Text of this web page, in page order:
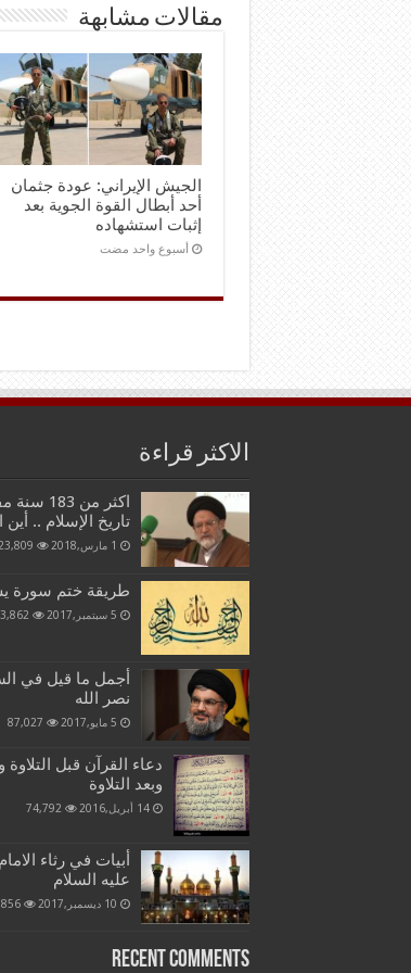
مقالات مشابهة
الجيش الإيراني: عودة جثمان
أحد أبطال القوة الجوية بعد
إثبات استشهاده
‏أسبوع واحد مضت
الاكثر قراءة
اكثر من
تاريخ الإسلام ..
1 مارس,2018
طريقة ختم سورة
5 سبتمبر,2017
أجمل ما قيل في
نصر الله
5 مايو,2017 87,027
دعاء القرآن قبل التلاوة
وبعد التلاوة
14 أبريل,2016 74,792
أبيات في رثاء
عليه السلام
10 ديسمبر,2017
Recent Comments